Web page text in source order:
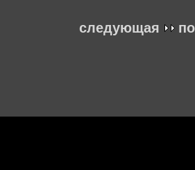
следующая